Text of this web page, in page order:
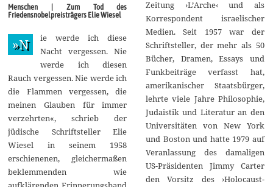
2
0
1
6
Menschen | Zum Tod des
Friedensnobelpreisträgers Elie Wiesel
»N
ie werde ich diese
Nacht vergessen. Nie
werde ich diesen
Rauch vergessen. Nie werde ich
die Flammen vergessen, die
meinen Glauben für immer
verzehrten«, schrieb der
jüdische Schriftsteller Elie
Wiesel in seinem 1958
erschienenen, gleichermaßen
beklemmenden wie
Zeitung ›L’Arche‹ und als
Korrespondent israelischer
Medien. Seit 1957 war der
Schriftsteller, der mehr als 50
Bücher, Dramen, Essays und
Funkbeiträge verfasst hat,
amerikanischer Staatsbürger,
lehrte viele Jahre Philosophie,
Judaistik und Literatur an den
Universitäten von New York
und Boston und hatte 1979 auf
Veranlassung des damaligen
US-Präsidenten Jimmy Carter
den Vorsitz des ›Holocaust-